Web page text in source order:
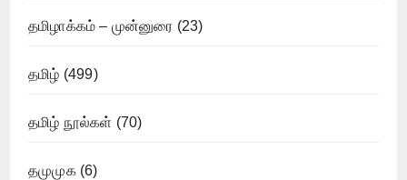
தமிழாக்கம் – முன்னுரை (23)
தமிழ் (499)
தமிழ் நூல்கள் (70)
தமுமுக(6)